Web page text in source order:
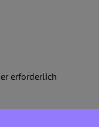
erforderlich